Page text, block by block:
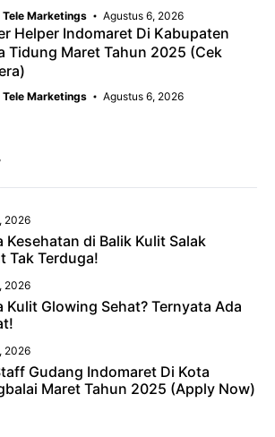
Tele Marketings Agustus 6, 2026
Helper Indomaret Di Kabupaten
Tidung Maret Tahun 2025 (Cek
Tele Marketings Agustus 6, 2026
2026
Kesehatan di Balik Kulit Salak
Tak Terduga!
2026
Kulit Glowing Sehat? Ternyata Ada
2026
Gudang Indomaret Di Kota
Maret Tahun 2025 (Apply Now)